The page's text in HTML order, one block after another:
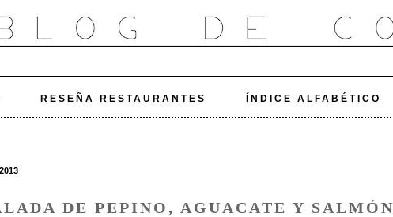
RESEÑA RESTAURANTES ÍNDICE ALFABÉTICO
DE PEPINO, AGUACATE Y SALMÓN